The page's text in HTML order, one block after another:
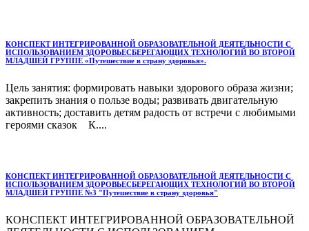
КОНСПЕКТ ИНТЕГРИРОВАННОЙ ОБРАЗОВАТЕЛЬНОЙ ДЕЯТЕЛЬНОСТИ С
ИСПОЛЬЗОВАНИЕМ ЗДОРОВЬЕСБЕРЕГАЮЩИХ ТЕХНОЛОГИЙ ВО ВТОРОЙ
МЛАДШЕЙ ГРУППЕ «Путешествие в страну здоровья».
Цель занятия: формировать навыки здорового образа жизни;
закрепить знания о пользе воды; развивать двигательную
активность; доставить детям радость от встречи с любимыми
героями сказок К....
КОНСПЕКТ ИНТЕГРИРОВАННОЙ ОБРАЗОВАТЕЛЬНОЙ ДЕЯТЕЛЬНОСТИ С
ИСПОЛЬЗОВАНИЕМ ЗДОРОВЬЕСБЕРЕГАЮЩИХ ТЕХНОЛОГИЙ ВО ВТОРОЙ
МЛАДШЕЙ ГРУППЕ №3 "Путешествие в страну здоровья"
КОНСПЕКТ ИНТЕГРИРОВАННОЙ ОБРАЗОВАТЕЛЬНОЙ